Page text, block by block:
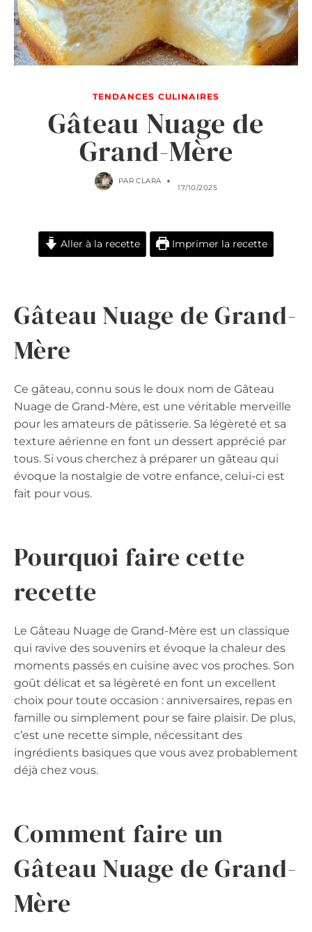
TENDANCES CULINAIRES
Gâteau Nuage de
Grand-Mère
PAR CLARA
17/10/2025
Aller à la recette Imprimer la recette
Gâteau Nuage de Grand-
Mère
Ce gâteau, connu sous le doux nom de Gâteau
Nuage de Grand-Mère, est une véritable merveille
pour les amateurs de pâtisserie. Sa légèreté et sa
texture aérienne en font un dessert apprécié par
tous. Si vous cherchez à préparer un gâteau qui
évoque la nostalgie de votre enfance, celui-ci est
fait pour vous.
Pourquoi faire cette
recette
Le Gâteau Nuage de Grand-Mère est un classique
qui ravive des souvenirs et évoque la chaleur des
moments passés en cuisine avec vos proches. Son
goût délicat et sa légèreté en font un excellent
choix pour toute occasion : anniversaires, repas en
famille ou simplement pour se faire plaisir. De plus,
c’est une recette simple, nécessitant des
ingrédients basiques que vous avez probablement
déjà chez vous.
Comment faire un
Gâteau Nuage de Grand-
Mère